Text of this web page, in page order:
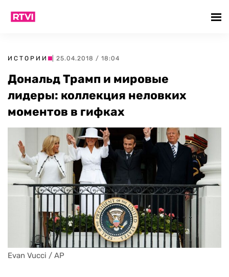
ИСТОРИИ | 25.04.2018 / 18:04
Дональд Трамп и мировые
лидеры: коллекция неловких
моментов в гифках
Evan Vucci / AP